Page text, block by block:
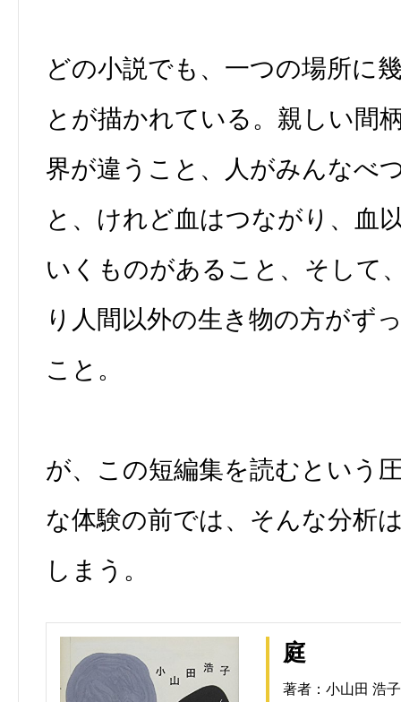
どの小説でも、一つの場所に
とが描かれている。親しい間
界が違うこと、人がみんなべ
と、けれど血はつながり、血
いくものがあること、そして
り人間以外の生き物の方がず
こと。
が、この短編集を読むという
な体験の前では、そんな分析
しまう。
庭
著者：小山田 浩子